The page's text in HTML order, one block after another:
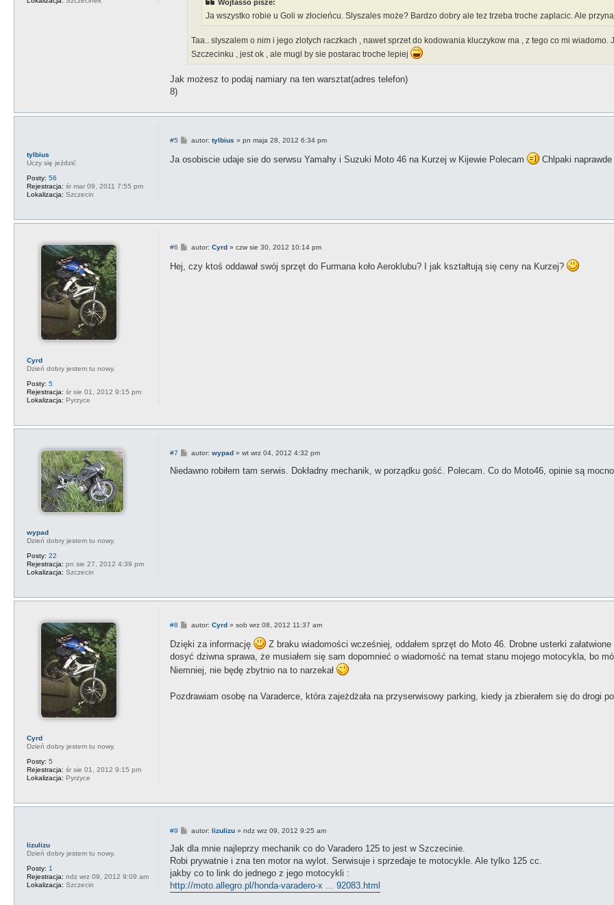
Wojtasso pisze:
Ja wszystko robie u Goli w złocieńcu. Slyszales może? Bardzo dobry ale tez trzeba troche zaplacic. Ale
Taa.. slyszalem o nim i jego zlotych raczkach , nawet sprzet do kodowania kluczykow ma , z tego co mi
Szczecinku , jest ok , ale mugl by sie postarac troche lepiej
Jak możesz to podaj namiary na ten warsztat(adres telefon)
8)
tylbius
Uczy się jeździć
Posty: 56
Rejestracja: śr mar 09, 2011 7:55 pm
Lokalizacja: Szczecin
#5
P
t
autor: tylbius » pn maja 28, 2012 6:34 pm
Ja osobiscie udaje sie do serwsu Yamahy i Suzuki Moto 46 na Kurzej w Kijewie Polecam Chlpaki
Cyrd
Dzień dobry jestem tu nowy.
Posty: 5
Rejestracja: śr sie 01, 2012 9:15 pm
Lokalizacja: Pyrzyce
#6
P
t
autor: Cyrd» czw sie 30, 2012 10:14 pm
Hej, czy ktoś oddawał swój sprzęt do Furmana koło Aeroklubu? I jak kształtują się ceny na Kurzej?
wypad
Dzień dobry jestem tu nowy.
Posty: 22
Rejestracja: pn sie 27, 2012 4:39 pm
Lokalizacja: Szczecin
#7
P
s
autor: wypad» wt wrz 04, 2012 4:32 pm
Niedawno robiłem tam serwis. Dokładny mechanik, w porządku gość. Polecam. Co do Moto46, opinie są
Cyrd
Dzień dobry jestem tu nowy.
Posty: 5
Rejestracja: śr sie 01, 2012 9:15 pm
Lokalizacja: Pyrzyce
#8
P
s
t
autor: Cyrd» sob wrz 08, 2012 11:37 am
Dzięki za informację Z braku wiadomości wcześniej, oddałem sprzęt do Moto 46. Drobne usterki
dosyć dziwna sprawa, że musiałem się sam dopomnieć o wiadomość na temat stanu mojego motocykla, bo
Niemniej, nie będę zbytnio na to narzekał
Pozdrawiam osobę na Varaderce, która zajeżdżała na przyserwisowy parking, kiedy ja zbierałem się do drogi
lizulizu
Dzień dobry jestem tu nowy.
Posty: 1
Rejestracja: ndz wrz 09, 2012 9:09 am
Lokalizacja: Szczecin
#9
P
s
autor: lizulizu» ndz wrz 09, 2012 9:25 am
Jak dla mnie najleprzy mechanik co do Varadero 125 to jest w Szczecinie.
Robi prywatnie i zna ten motor na wylot. Serwisuje i sprzedaje te motocykle. Ale tylko 125 cc.
jakby co to link do jednego z jego motocykli :
http://moto.allegro.pl/honda-varadero-x ... 92083.html